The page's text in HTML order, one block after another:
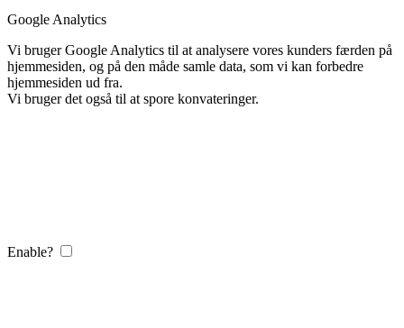
Google Analytics
Vi bruger Google Analytics til at analysere vores kunders færden på
hjemmesiden, og på den måde samle data, som vi kan forbedre
hjemmesiden ud fra.
Vi bruger det også til at spore konvateringer.
Enable?